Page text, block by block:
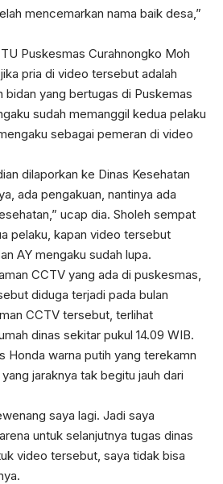
mencemarkan nama baik desa,”
Puskesmas Curahnongko Moh
pria di video tersebut adalah
bidan yang bertugas di Puskemas
sudah memanggil kedua pelaku
sebagai pemeran di video
dilaporkan ke Dinas Kesehatan
ada pengakuan, nantinya ada
ucap dia. Sholeh sempat
pelaku, kapan video tersebut
AY mengaku sudah lupa.
CCTV yang ada di puskesmas,
diduga terjadi pada bulan
CCTV tersebut, terlihat
dinas sekitar pukul 14.09 WIB.
Honda warna putih yang terekamn
jaraknya tak begitu jauh dari
saya lagi. Jadi saya
untuk selanjutnya tugas dinas
video tersebut, saya tidak bisa